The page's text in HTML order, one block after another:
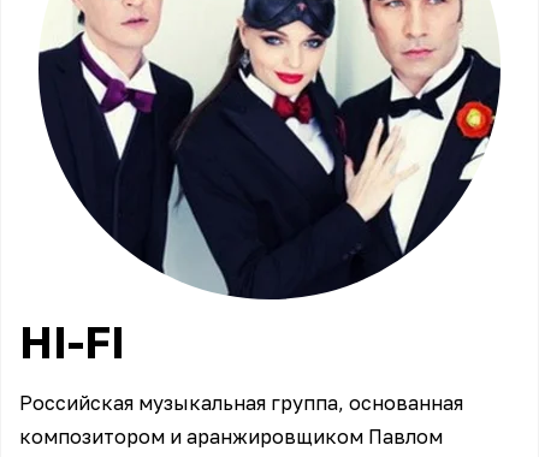
HI-FI
Российская музыкальная группа, основанная
композитором и аранжировщиком Павлом